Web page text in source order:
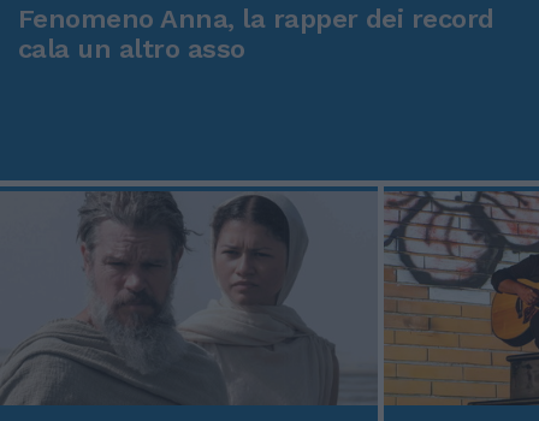
Fenomeno Anna, la rapper dei record
cala un altro asso